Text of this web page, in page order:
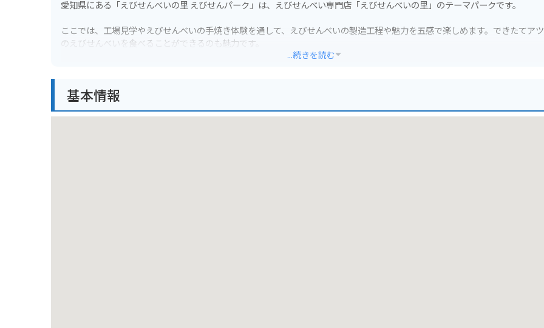
愛知県にある「えびせんべいの里 えびせんパーク」は、えびせんべい専門店「えびせんべいの里」のテーマパークです。
ここでは、工場見学やえびせんべいの手焼き体験を通して、えびせんべいの製造工程や魅力を五感で楽しめます。できたてア
のえびせんべいを食べることができるのも魅力です。
ので、ツーリングの目的地にも最適です。
...続きを読む
基本情報